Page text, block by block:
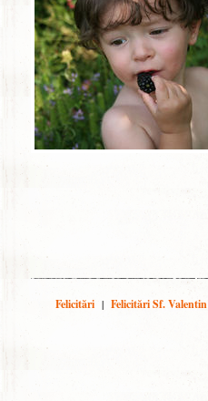
Felicitări | Felicitări Sf. Valentin